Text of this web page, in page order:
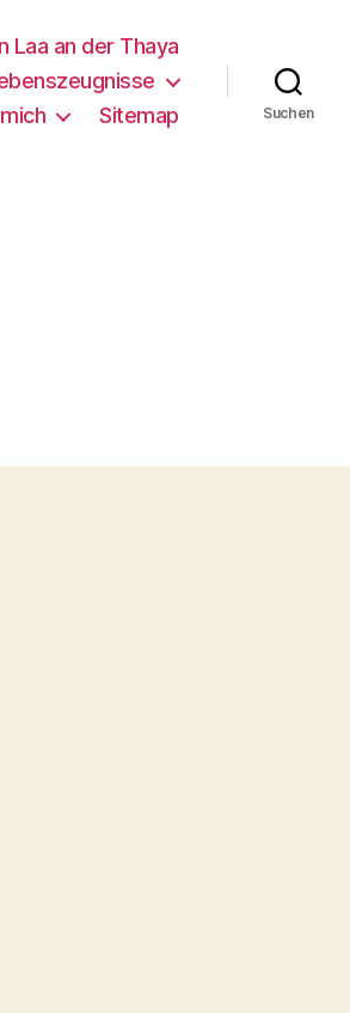
Laa an der Thaya
Sitemap Suchen